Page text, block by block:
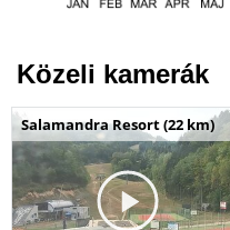
Közeli kamerák
Salamandra Resort (22 km)